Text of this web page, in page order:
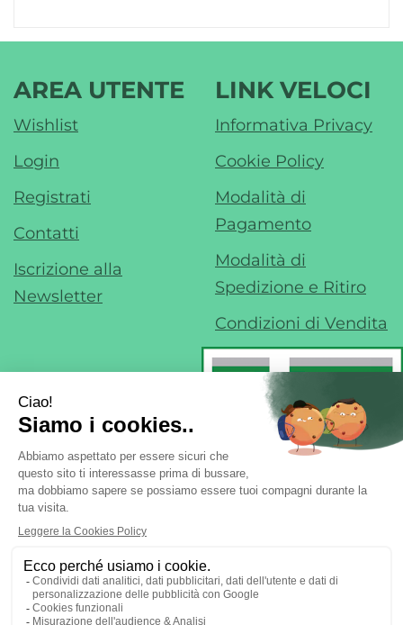
AREA UTENTE
Wishlist
Login
Registrati
Contatti
Iscrizione alla
Newsletter
LINK VELOCI
Informativa Privacy
Cookie Policy
Modalità di
Pagamento
Modalità di
Spedizione e Ritiro
Condizioni di Vendita
Farmacia di Liscate sas - Dr. F. Nobile &
C.
- Via IV Novembre, 22 20060 Liscate (MI)